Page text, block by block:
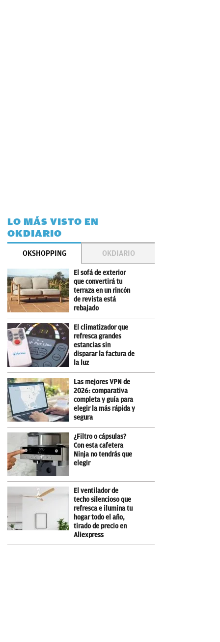
LO MÁS VISTO EN
OKDIARIO
OKSHOPPING OKDIARIO
El sofá de exterior
que convertirá tu
terraza en un rincón
de revista está
rebajado
El climatizador que
refresca grandes
estancias sin
disparar la factura de
la luz
Las mejores VPN de
2026: comparativa
completa y guía para
elegir la más rápida y
segura
¿Filtro o cápsulas?
Con esta cafetera
Ninja no tendrás que
elegir
El ventilador de
techo silencioso que
refresca e ilumina tu
hogar todo el año,
tirado de precio en
Aliexpress